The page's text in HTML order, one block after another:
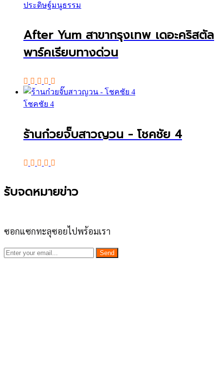
ประดิษฐ์มนูธรรม
After Yum สาขากรุงเทพ เดอะคริสตัล
พาร์คเรียบทางด่วน
โชคชัย 4
ร้านก๋วยจั๊บสาวญวน - โชคชัย 4
รับจดหมายข่าว
ซอกแซกทะลุซอยไปพร้อมเรา
Send